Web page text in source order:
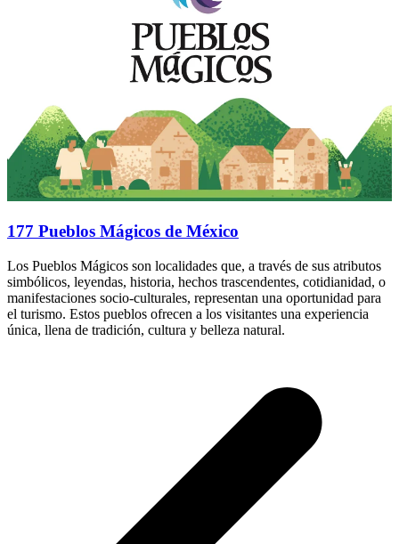
177 Pueblos Mágicos de México
Los Pueblos Mágicos son localidades que, a través de sus atributos
simbólicos, leyendas, historia, hechos trascendentes, cotidianidad, o
manifestaciones socio-culturales, representan una oportunidad para
el turismo. Estos pueblos ofrecen a los visitantes una experiencia
única, llena de tradición, cultura y belleza natural.